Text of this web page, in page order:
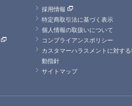
採用情報
特定商取引法に基づく表示
個人情報の取扱いについて
コンプライアンスポリシー
カスタマーハラスメントに対す
動指針
サイトマップ